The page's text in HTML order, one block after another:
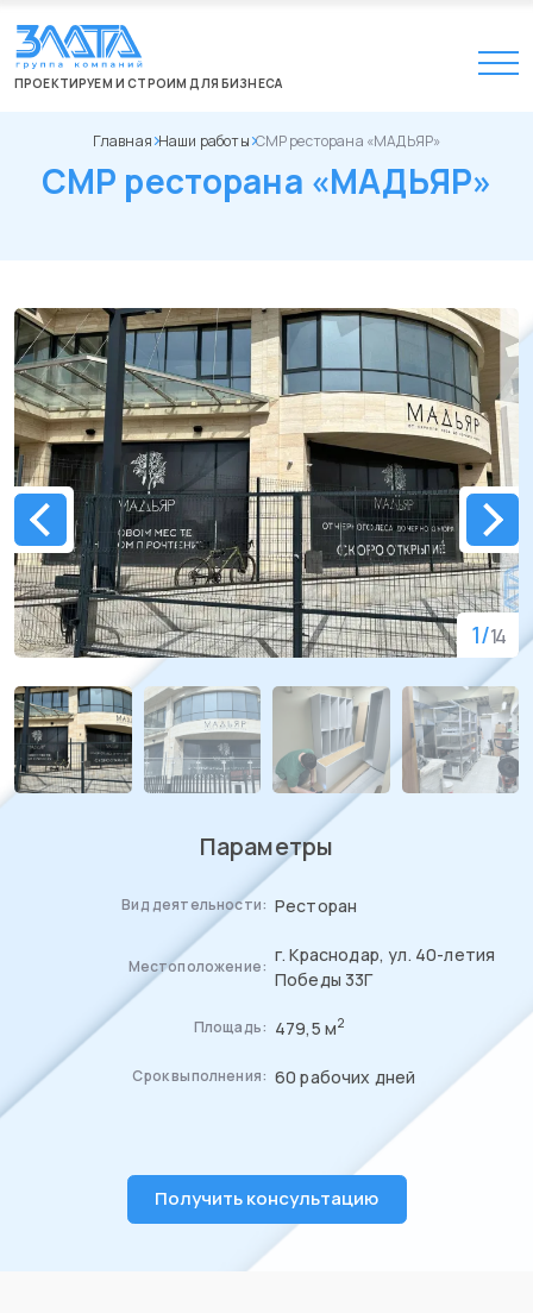
ПРОЕКТИРУЕМ И СТРОИМ ДЛЯ БИЗНЕСА
Главная Наши работы СМР ресторана «МАДЬЯР»
СМР ресторана «МАДЬЯР»
1/14
Параметры
Вид деятельности: Ресторан
Местоположение:
г. Краснодар, ул. 40-летия
Победы 33Г
Площадь: 479,5 м2
Срок выполнения: 60 рабочих дней
Получить консультацию